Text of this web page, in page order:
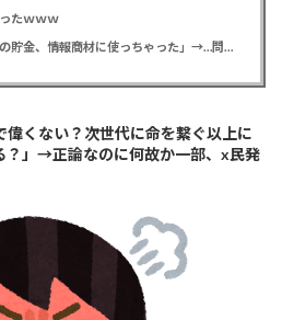
たｗｗｗ
【悲報】彼女「ごめん！俺くんの貯金、情報商材に使っちゃった」→…問い詰めたらギャン泣きされたんだが俺が悪いのか？
偉くない？次世代に命を繋ぐ以上に
？」→正論なのに何故か一部、x民発